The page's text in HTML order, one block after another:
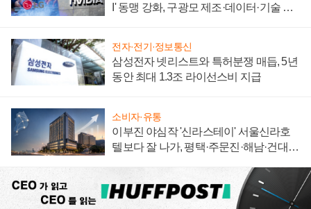
I' 동맹 강화, 구광모 제조·데이터·기술 결
전자·전기·정보통신
삼성전자 넷리스트와 특허분쟁 매듭, 5년
동안 최대 1.3조 라이선스비 지급
소비자·유통
이부진 야심작 '신라스테이' 서울신라호
텔보다 잘 나가, 평택·주문진·해남·건대로